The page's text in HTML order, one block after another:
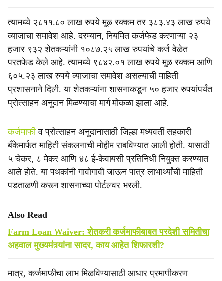
त्यामध्ये २८११.८० लाख रुपये मूळ रक्कम तर ३८३.४३ लाख रुपये
व्याजाचा समावेश आहे. दरम्यान, नियमित कर्जफेड करणाऱ्या २३
हजार ९३२ शेतकऱ्यांनी १०८७.२५ लाख रुपयांचे कर्ज वेळेत
परतफेड केले आहे. त्यामध्ये ९८४२.०१ लाख रुपये मूळ रक्कम आणि
६०५.२३ लाख रुपये व्याजाचा समावेश असल्याची माहिती
प्रशासनाने दिली. या शेतकऱ्यांना शासनाकडून ५० हजार रुपयांपर्यंत
प्रोत्साहन अनुदान मिळण्याचा मार्ग मोकळा झाला आहे.
कर्जमाफीव प्रोत्साहन अनुदानासाठी जिल्हा मध्यवर्ती सहकारी
बँकेमार्फत माहिती संकलनाची मोहीम राबविण्यात आली होती. यासाठी
५ चेकर, ८ मेकर आणि ४८ ई-केवायसी प्रतिनिधी नियुक्त करण्यात
आले होते. या पथकांनी गावोगावी जाऊन पात्र लाभार्थ्यांची माहिती
पडताळणी करून शासनाच्या पोर्टलवर भरली.
Also Read
Farm Loan Waiver: शेतकरी कर्जमाफीबाबत परदेशी समितीचा
अहवाल मुख्यमंत्र्यांना सादर, काय आहेत शिफारशी?
मात्र, कर्जमाफीचा लाभ मिळविण्यासाठी आधार प्रमाणीकरण